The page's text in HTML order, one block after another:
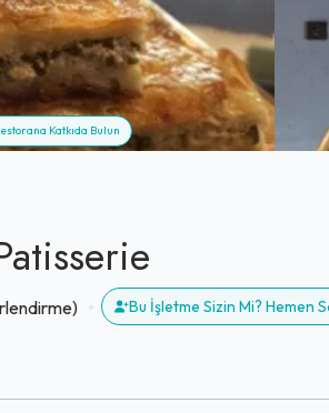
Katkıda Bulun
Bu İşletme Sizin Mi? Hemen